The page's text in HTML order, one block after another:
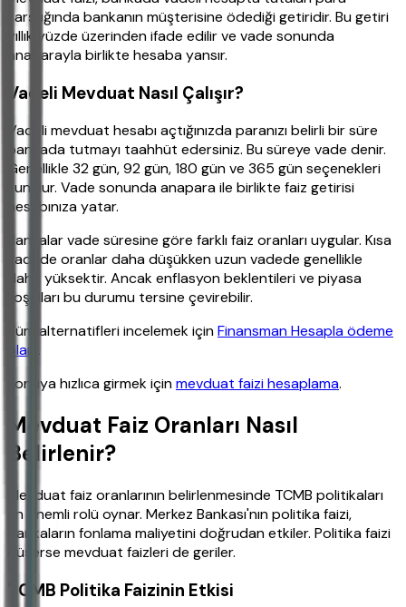
karşılığında bankanın müşterisine ödediği getiridir. Bu getiri
yıllık yüzde üzerinden ifade edilir ve vade sonunda
anaparayla birlikte hesaba yansır.
Vadeli Mevduat Nasıl Çalışır?
Vadeli mevduat hesabı açtığınızda paranızı belirli bir süre
bankada tutmayı taahhüt edersiniz. Bu süreye vade denir.
Genellikle 32 gün, 92 gün, 180 gün ve 365 gün seçenekleri
sunulur. Vade sonunda anapara ile birlikte faiz getirisi
hesabınıza yatar.
Bankalar vade süresine göre farklı faiz oranları uygular. Kısa
vadede oranlar daha düşükken uzun vadede genellikle
daha yüksektir. Ancak enflasyon beklentileri ve piyasa
koşulları bu durumu tersine çevirebilir.
Tüm alternatifleri incelemek içinFinansman Hesapla ödeme
planı .
Konuya hızlıca girmek içinmevduat faizi hesaplama.
Mevduat Faiz Oranları Nasıl
Belirlenir?
Mevduat faiz oranlarının belirlenmesinde TCMB politikaları
en önemli rolü oynar. Merkez Bankası'nın politika faizi,
bankaların fonlama maliyetini doğrudan etkiler. Politika faizi
düşerse mevduat faizleri de geriler.
TCMB Politika Faizinin Etkisi